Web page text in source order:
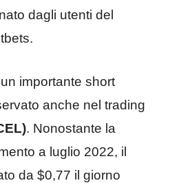
dagli utenti del
importante short
anche nel trading
. Nonostante la
a luglio 2022, il
da $0,77 il giorno